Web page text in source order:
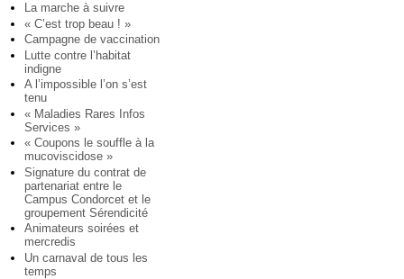
La marche à suivre
« C’est trop beau ! »
Campagne de vaccination
Lutte contre l’habitat
indigne
A l’impossible l’on s’est
tenu
« Maladies Rares Infos
Services »
« Coupons le souffle à la
mucoviscidose »
Signature du contrat de
partenariat entre le
Campus Condorcet et le
groupement Sérendicité
Animateurs soirées et
mercredis
Un carnaval de tous les
temps